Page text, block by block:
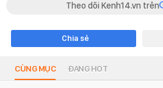
Theo dõi Kenh14.vn trên
Chia sẻ
CÙNG MỤC ĐANG HOT